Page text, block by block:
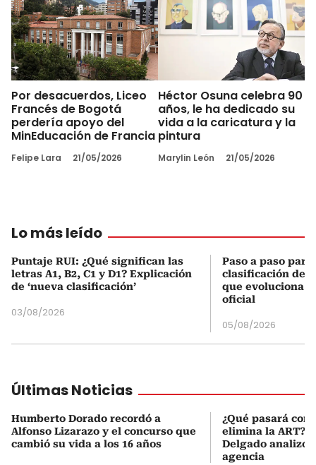
Por desacuerdos, Liceo
Francés de Bogotá
perdería apoyo del
MinEducación de Francia
Felipe Lara 21/05/2026
Héctor Osuna celebra 90
años, le ha dedicado su
vida a la caricatura y la
pintura
Marylin León 21/05/2026
Lo más leído
Puntaje RUI: ¿Qué significan las
letras A1, B2, C1 y D1? Explicación
de ‘nueva clasificación’
03/08/2026
Paso a paso
clasificación del
que evoluciona
oficial
05/08/2026
Últimas Noticias
Humberto Dorado recordó a
Alfonso Lizarazo y el concurso que
cambió su vida a los 16 años
¿Qué pasará con
elimina la ART?
Delgado analizó
agencia